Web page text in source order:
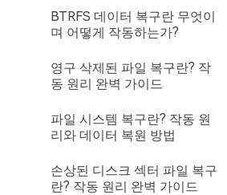
BTRFS 데이터 복구란 무엇이
며 어떻게 작동하는가?
영구 삭제된 파일 복구란? 작
동 원리 완벽 가이드
파일 시스템 복구란? 작동 원
리와 데이터 복원 방법
손상된 디스크 섹터 파일 복구
란? 작동 원리 완벽 가이드